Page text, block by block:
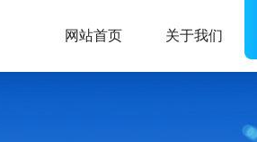
网站首页 关于我们